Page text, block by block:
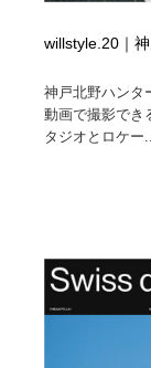
willstyle.20｜
神戸北野ハンタ
動画で撮影でき
タジオとロケー